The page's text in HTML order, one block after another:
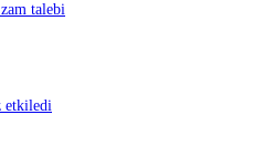
talebi
etkiledi